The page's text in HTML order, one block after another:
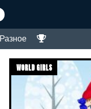
Разное
WORLD GIRLS